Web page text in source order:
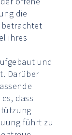
die
betrachtet
ihres
und
Darüber
dass
führt zu